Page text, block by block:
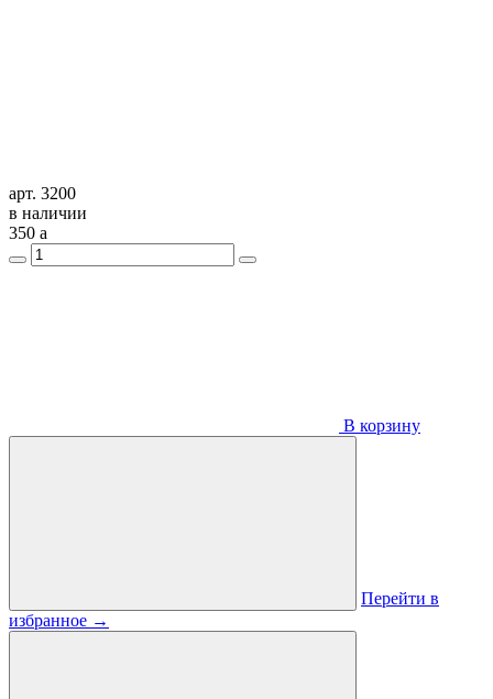
арт. 3200
в наличии
350 a
В корзину
Перейти в
избранное →